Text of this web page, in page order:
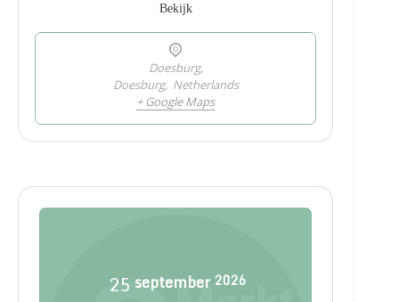
Bekijk
Doesburg,
Doesburg, Netherlands
+ Google Maps
25 september 2026